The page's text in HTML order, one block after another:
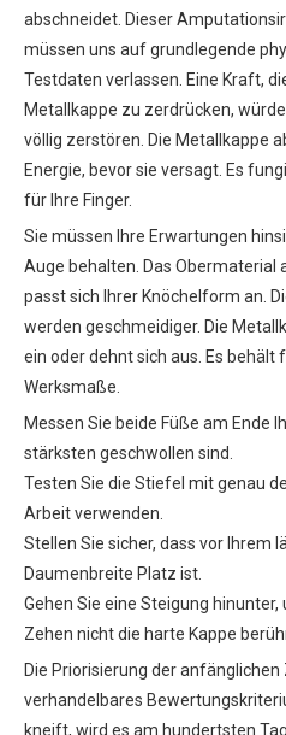
abschneidet. Dieser
müssen uns auf grundlegende
Testdaten verlassen. Eine Kraft,
Metallkappe zu zerdrücken,
völlig zerstören. Die Metallkappe
Energie, bevor sie versagt. Es
für Ihre Finger.
Sie müssen Ihre Erwartungen
Auge behalten. Das Obermaterial
passt sich Ihrer Knöchelform an.
werden geschmeidiger. Die
ein oder dehnt sich aus. Es
Werksmaße.
Messen Sie beide Füße am Ende
stärksten geschwollen sind.
Testen Sie die Stiefel mit genau
Arbeit verwenden.
Stellen Sie sicher, dass vor Ihrem
Daumenbreite Platz ist.
Gehen Sie eine Steigung
Zehen nicht die harte Kappe
Die Priorisierung der
verhandelbares
kneift, wird es am hundertsten